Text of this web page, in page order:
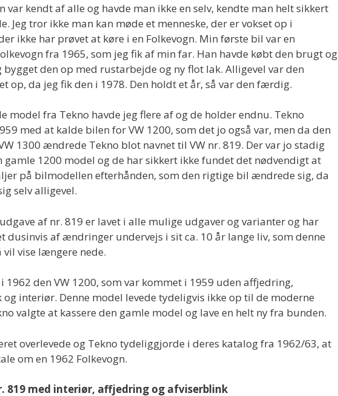
var kendt af alle og havde man ikke en selv, kendte man helt sikkert
Jeg tror ikke man kan møde et menneske, der er vokset op i
ikke har prøvet at køre i en Folkevogn. Min første bil var en
fra 1965, som jeg fik af min far. Han havde købt den brugt og
bygget den op med rustarbejde og ny flot lak. Alligevel var den
op, da jeg fik den i 1978. Den holdt et år, så var den færdig.
model fra Tekno havde jeg flere af og de holder endnu. Tekno
med at kalde bilen for VW 1200, som det jo også var, men da den
1300 ændrede Tekno blot navnet til VW nr. 819. Der var jo stadig
gamle 1200 model og de har sikkert ikke fundet det nødvendigt at
på bilmodellen efterhånden, som den rigtige bil ændrede sig, da
selv alligevel.
af nr. 819 er lavet i alle mulige udgaver og varianter og har
dusinvis af ændringer undervejs i sit ca. 10 år lange liv, som denne
vil vise længere nede.
1962 den VW 1200, som var kommet i 1959 uden affjedring,
interiør. Denne model levede tydeligvis ikke op til de moderne
valgte at kassere den gamle model og lave en helt ny fra bunden.
overlevede og Tekno tydeliggjorde i deres katalog fra 1962/63, at
om en 1962 Folkevogn.
819 med interiør, affjedring og afviserblink